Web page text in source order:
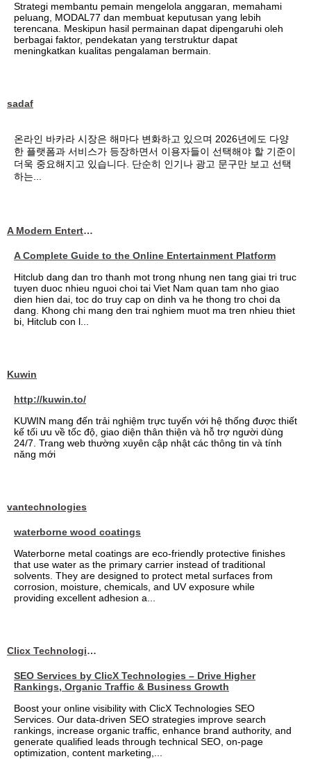
Strategi membantu pemain mengelola anggaran, memahami
peluang, MODAL77 dan membuat keputusan yang lebih
terencana. Meskipun hasil permainan dapat dipengaruhi oleh
berbagai faktor, pendekatan yang terstruktur dapat
meningkatkan kualitas pengalaman bermain.
sadaf
온라인 바카라 시장은 해마다 변화하고 있으며 2026년에도 다양
한 플랫폼과 서비스가 등장하면서 이용자들이 선택해야 할 기준이
더욱 중요해지고 있습니다. 단순히 인기나 광고 문구만 보고 선택
하는...
A Modern Entertainment Platform Bringing
A Complete Guide to the Online Entertainment Platform
Hitclub dang dan tro thanh mot trong nhung nen tang giai tri truc
tuyen duoc nhieu nguoi choi tai Viet Nam quan tam nho giao
dien hien dai, toc do truy cap on dinh va he thong tro choi da
dang. Khong chi mang den trai nghiem muot ma tren nhieu thiet
bi, Hitclub con l...
Kuwin
http://kuwin.to/
KUWIN mang đến trải nghiệm trực tuyến với hệ thống được thiết
kế tối ưu về tốc độ, giao diện thân thiện và hỗ trợ người dùng
24/7. Trang web thường xuyên cập nhật các thông tin và tính
năng mới
vantechnologies
waterborne wood coatings
Waterborne metal coatings are eco-friendly protective finishes
that use water as the primary carrier instead of traditional
solvents. They are designed to protect metal surfaces from
corrosion, moisture, chemicals, and UV exposure while
providing excellent adhesion a...
Clicx Technologies
SEO Services by ClicX Technologies – Drive Higher
Rankings, Organic Traffic & Business Growth
Boost your online visibility with ClicX Technologies SEO
Services. Our data-driven SEO strategies improve search
rankings, increase organic traffic, enhance brand authority, and
generate qualified leads through technical SEO, on-page
optimization, content marketing,...